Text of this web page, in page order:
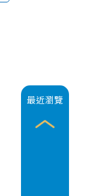
最近瀏覽